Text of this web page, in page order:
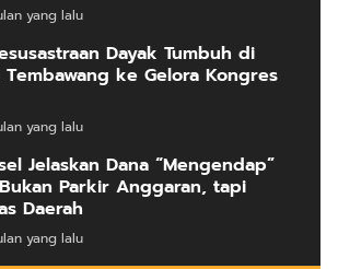
yang lalu
Dayak Tumbuh di
Tembawang ke Gelora Kongres
yang lalu
Jelaskan Dana “Mengendap”
Parkir Anggaran, tapi
Daerah
yang lalu